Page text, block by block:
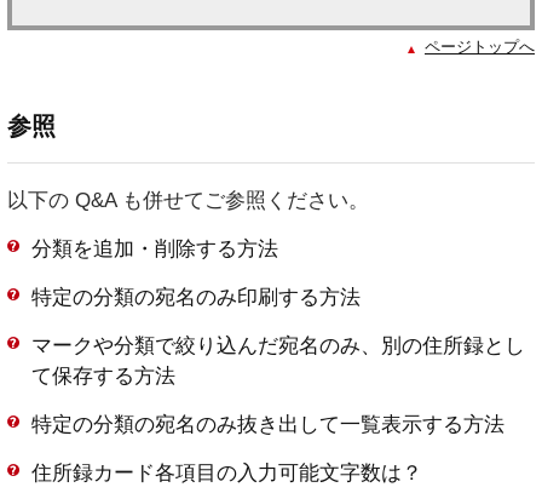
ページトップへ
参照
以下の Q&A も併せてご参照ください。
分類を追加・削除する方法
特定の分類の宛名のみ印刷する方法
マークや分類で絞り込んだ宛名のみ、別の住所録とし
て保存する方法
特定の分類の宛名のみ抜き出して一覧表示する方法
住所録カード各項目の入力可能文字数は？